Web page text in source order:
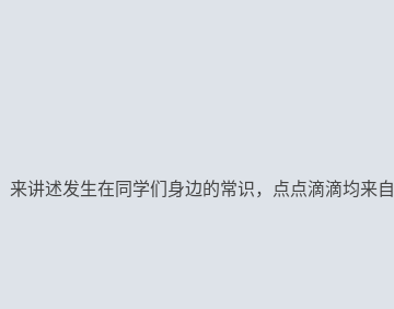
讲述发生在同学们身边的常识，点点滴滴均来自